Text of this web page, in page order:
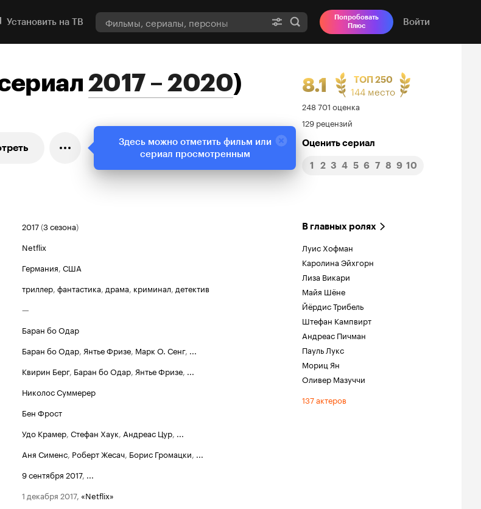
Установить на ТВ
Попробовать
Плюс
Войти
2017 – 2020)
8.1
Рейтинг
Кинопоиска
8.1
ТОП 250
144 место
248 701 оценка
129 рецензий
Оценить сериал
1 2 3 4 5 6 7 8 9 10
2017(3 сезона)
Netflix
Германия, США
триллер, фантастика, драма, криминал, детектив
—
Баран бо Одар
Баран бо Одар, Янтье Фризе, Марк О. Сенг, ...
Квирин Берг, Баран бо Одар, Янтье Фризе, ...
Николос Суммерер
Бен Фрост
Удо Крамер, Стефан Хаук, Андреас Цур, ...
Аня Сименс, Роберт Жесач, Борис Громацки, ...
9 сентября 2017, ...
1 декабря 2017, «Netflix»
В главных ролях
Луис Хофман
Каролина Эйхгорн
Лиза Викари
Майя Шёне
Йёрдис Трибель
Штефан Кампвирт
Андреас Пичман
Пауль Лукс
Мориц Ян
Оливер Мазуччи
137 актеров
Здесь можно отметить фильм или
сериал просмотренным